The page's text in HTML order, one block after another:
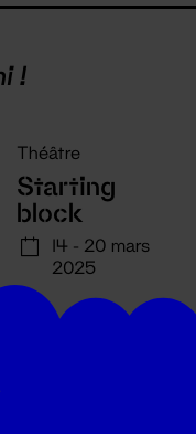
!
Théâtre
Starting
block
14 - 20 mars
2025